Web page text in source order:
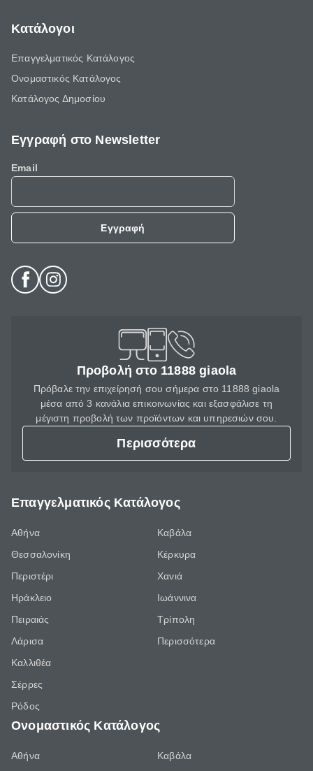
Κατάλογοι
Επαγγελματικός Κατάλογος
Ονομαστικός Κατάλογος
Κατάλογος Δημοσίου
Εγγραφή στο Newsletter
Email
Εγγραφή
Προβολή στο 11888 giaola
Πρόβαλε την επιχείρησή σου σήμερα στο 11888 giaola
μέσα από 3 κανάλια επικοινωνίας και εξασφάλισε τη
μέγιστη προβολή των προϊόντων και υπηρεσιών σου.
Περισσότερα
Επαγγελματικός Κατάλογος
Αθήνα
Θεσσαλονίκη
Περιστέρι
Ηράκλειο
Πειραιάς
Λάρισα
Καλλιθέα
Σέρρες
Ρόδος
Καβάλα
Κέρκυρα
Χανιά
Ιωάννινα
Τρίπολη
Περισσότερα
Ονομαστικός Κατάλογος
Αθήνα Καβάλα